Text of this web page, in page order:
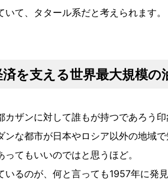
て、タタール系だと考えられます。
を支える世界最大規模の
カザンに対して誰もが持つであろう印
ンな都市が日本やロシア以外の地域
てもいいのではと思うほど。
いるのが、何と言っても1957年に発